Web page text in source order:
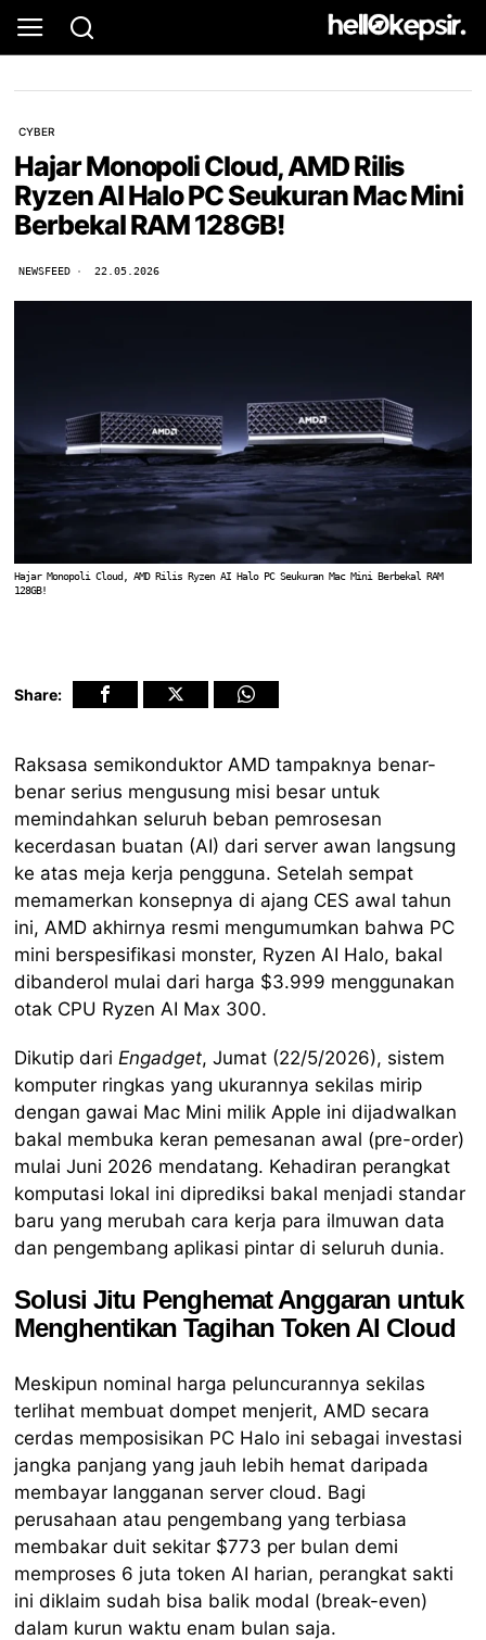
CYBER
Hajar Monopoli Cloud, AMD Rilis
Ryzen AI Halo PC Seukuran Mac Mini
Berbekal RAM 128GB!
NEWSFEED 22.05.2026
Hajar Monopoli Cloud, AMD Rilis Ryzen AI Halo PC Seukuran Mac Mini Berbekal RAM
128GB!
Share:
Raksasa semikonduktor AMD tampaknya benar-
benar serius mengusung misi besar untuk
memindahkan seluruh beban pemrosesan
kecerdasan buatan (AI) dari server awan langsung
ke atas meja kerja pengguna. Setelah sempat
memamerkan konsepnya di ajang CES awal tahun
ini, AMD akhirnya resmi mengumumkan bahwa PC
mini berspesifikasi monster, Ryzen AI Halo, bakal
dibanderol mulai dari harga $3.999 menggunakan
otak CPU Ryzen AI Max 300.
Dikutip dari Engadget, Jumat (22/5/2026), sistem
komputer ringkas yang ukurannya sekilas mirip
dengan gawai Mac Mini milik Apple ini dijadwalkan
bakal membuka keran pemesanan awal (pre-order)
mulai Juni 2026 mendatang. Kehadiran perangkat
komputasi lokal ini diprediksi bakal menjadi standar
baru yang merubah cara kerja para ilmuwan data
dan pengembang aplikasi pintar di seluruh dunia.
Solusi Jitu Penghemat Anggaran untuk
Menghentikan Tagihan Token AI Cloud
Meskipun nominal harga peluncurannya sekilas
terlihat membuat dompet menjerit, AMD secara
cerdas memposisikan PC Halo ini sebagai investasi
jangka panjang yang jauh lebih hemat daripada
membayar langganan server cloud. Bagi
perusahaan atau pengembang yang terbiasa
membakar duit sekitar $773 per bulan demi
memproses 6 juta token AI harian, perangkat sakti
ini diklaim sudah bisa balik modal (break-even)
dalam kurun waktu enam bulan saja.